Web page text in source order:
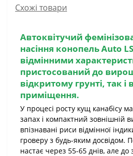
Схожі товари
Автоквітучий
насіння конопельAuto
відмінними
пристосований до
відкритому грунті, так і
приміщення.
У процесі росту кущ канабісу
запах і компактний зовнішній
впізнавані риси відмінної
гроверу з будь-яким досвідом.
настає через 55-65 днів, але